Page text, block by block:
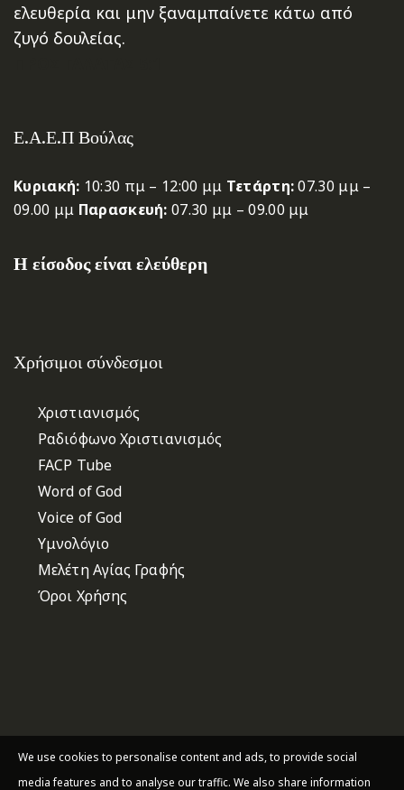
ελευθερία και μην ξαναμπαίνετε κάτω από
ζυγό δουλείας.
Ε.Α.Ε.Π Βούλας
Κυριακή: 10:30 πμ – 12:00 μμ Τετάρτη:07.30 μμ –
09.00 μμ Παρασκευή: 07.30 μμ – 09.00 μμ
Η είσοδος είναι ελεύθερη
Χρήσιμοι σύνδεσμοι
Χριστιανισμός
Ραδιόφωνο Χριστιανισμός
FACP Tube
Word of God
Voice of God
Υμνολόγιο
Μελέτη Αγίας Γραφής
Όροι Χρήσης
We use cookies to personalise content and ads, to provide social
media features and to analyse our traffic. We also share information